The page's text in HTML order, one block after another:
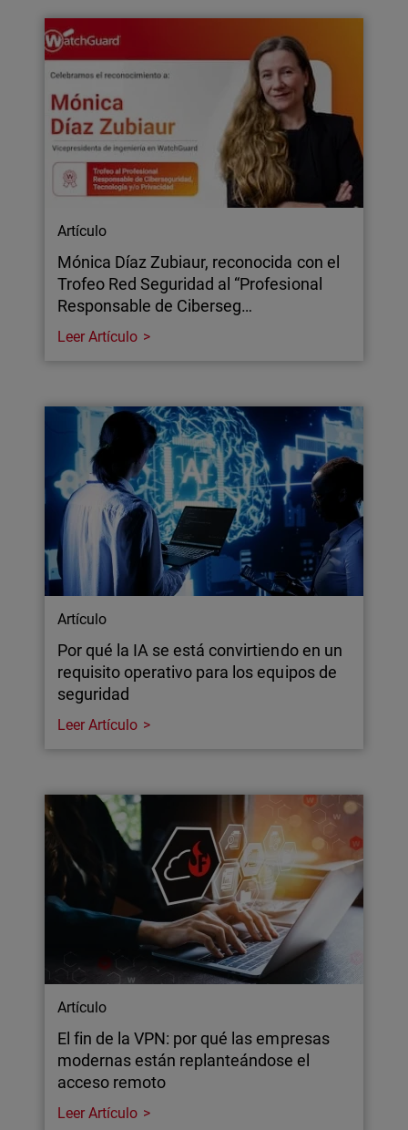
Artículo
Mónica Díaz Zubiaur, reconocida con el
Trofeo Red Seguridad al “Profesional
Responsable de Ciberseg…
Leer Artículo
Artículo
Por qué la IA se está convirtiendo en un
requisito operativo para los equipos de
seguridad
Leer Artículo
Artículo
El fin de la VPN: por qué las empresas
modernas están replanteándose el
acceso remoto
Leer Artículo